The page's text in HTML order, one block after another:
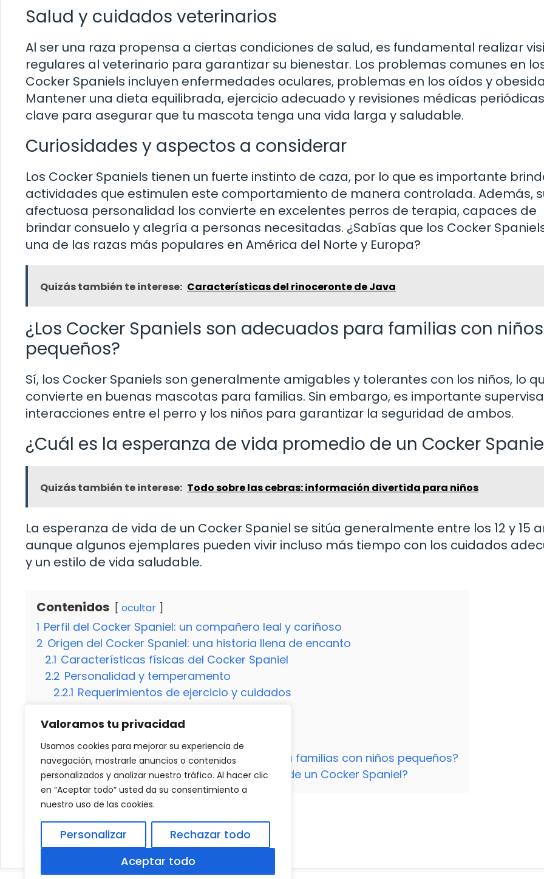
Valoramos tu privacidad
Usamos cookies para mejorar su experiencia de
navegación, mostrarle anuncios o contenidos
personalizados y analizar nuestro tráfico. Al hacer clic
en “Aceptar todo” usted da su consentimiento a
nuestro uso de las cookies.
Personalizar
Rechazar todo
Aceptar todo
Salud y cuidados veterinarios
Al ser una raza propensa a ciertas condiciones de salud, es fundamental realizar
regulares al veterinario para garantizar su bienestar. Los problemas comunes en
Cocker Spaniels incluyen enfermedades oculares, problemas en los oídos y
Mantener una dieta equilibrada, ejercicio adecuado y revisiones médicas
clave para asegurar que tu mascota tenga una vida larga y saludable.
Curiosidades y aspectos a considerar
Los Cocker Spaniels tienen un fuerte instinto de caza, por lo que es importante
actividades que estimulen este comportamiento de manera controlada. Además,
afectuosa personalidad los convierte en excelentes perros de terapia, capaces de
brindar consuelo y alegría a personas necesitadas. ¿Sabías que los Cocker
una de las razas más populares en América del Norte y Europa?
Quizás también te interese: Características del rinoceronte de Java
¿Los Cocker Spaniels son adecuados para familias con niños
pequeños?
Sí, los Cocker Spaniels son generalmente amigables y tolerantes con los niños, lo
convierte en buenas mascotas para familias. Sin embargo, es importante
interacciones entre el perro y los niños para garantizar la seguridad de ambos.
¿Cuál es la esperanza de vida promedio de un Cocker
Quizás también te interese: Todo sobre las cebras: información divertida para niños
La esperanza de vida de un Cocker Spaniel se sitúa generalmente entre los 12 y 15
aunque algunos ejemplares pueden vivir incluso más tiempo con los cuidados
y un estilo de vida saludable.
Contenidos ocultar
1 Perfil del Cocker Spaniel: un compañero leal y cariñoso
2 Origen del Cocker Spaniel: una historia llena de encanto
2.1 Características físicas del Cocker Spaniel
2.2 Personalidad y temperamento
2.2.1 Requerimientos de ejercicio y cuidados
2.3 Salud y cuidados veterinarios
3 Curiosidades y aspectos a considerar
3.1 ¿Los Cocker Spaniels son adecuados para familias con niños pequeños?
3.2 ¿Cuál es la esperanza de vida promedio de un Cocker Spaniel?
¿Cuánto tiempo dura la vida de un abejorro?
Cómo adoptar comportamientos de un gato